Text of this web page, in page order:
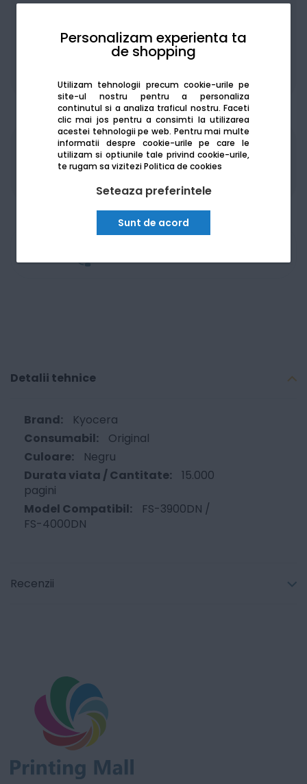
Personalizam experienta ta
de shopping
Utilizam tehnologii precum cookie-urile pe
site-ul nostru pentru a personaliza
continutul si a analiza traficul nostru. Faceti
clic mai jos pentru a consimti la utilizarea
acestei tehnologii pe web. Pentru mai multe
informatii despre cookie-urile pe care le
utilizam si optiunile tale privind cookie-urile,
te rugam sa viziteziPolitica de cookies
Seteaza preferintele
Sunt de acord
Produsele sunt disponibile pe platforma de
achizitii publiceSEAP/SICAP
Detalii tehnice
Kyocera
Original
Negru
15.000
pagini
FS-3900DN /
FS-4000DN
Recenzii